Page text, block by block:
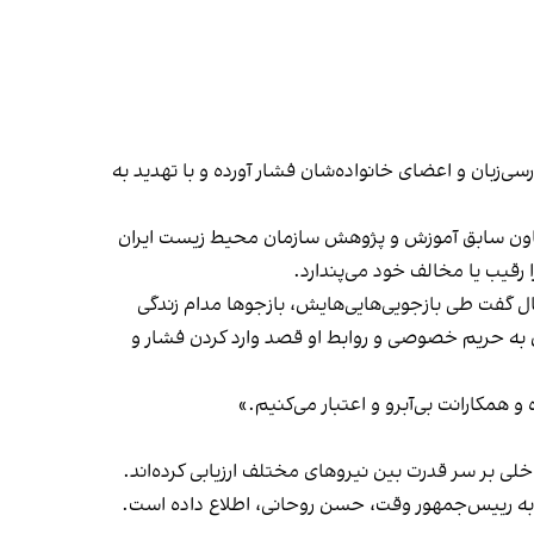
و اعضای خانواده‌شان فشار آورده و با تهدید به
سابق آموزش و پژوهش سازمان محیط زیست ایران
یا مخالف خود می‌‌پندارد.
گفت طی بازجویی‌هایی‌هایش، بازجوها مدام زندگی
به حریم خصوصی و روابط او قصد وارد کردن فشار و
همکارانت بی‌‌آبرو و اعتبار می‌کنیم.»
بر سر قدرت بین نیروهای مختلف ارزیابی کرده‌اند.
به رییس‌جمهور وقت، حسن روحانی، اطلاع داده است.